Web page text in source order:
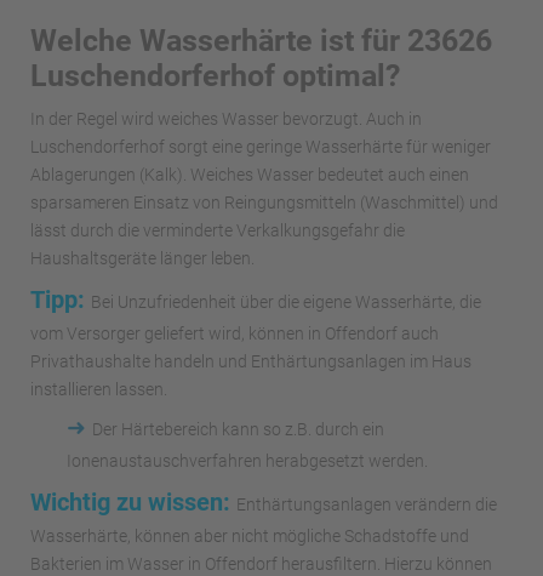
Welche Wasserhärte ist für 23626
Luschendorferhof optimal?
In der Regel wird weiches Wasser bevorzugt. Auch in
Luschendorferhof sorgt eine geringe Wasserhärte für weniger
Ablagerungen (Kalk). Weiches Wasser bedeutet auch einen
sparsameren Einsatz von Reingungsmitteln (Waschmittel) und
lässt durch die verminderte Verkalkungsgefahr die
Haushaltsgeräte länger leben.
Tipp: Bei Unzufriedenheit über die eigene Wasserhärte, die
vom Versorger geliefert wird, können in Offendorf auch
Privathaushalte handeln und Enthärtungsanlagen im Haus
installieren lassen.
➜ Der Härtebereich kann so z.B. durch ein
Ionenaustauschverfahren herabgesetzt werden.
Wichtig zu wissen: Enthärtungsanlagen verändern die
Wasserhärte, können aber nicht mögliche Schadstoffe und
Bakterien im Wasser in Offendorf herausfiltern. Hierzu können